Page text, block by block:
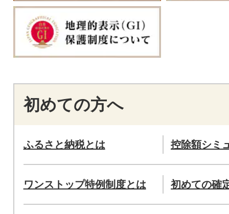
初めての方へ
ふるさと納税とは 控除額シミ
ワンストップ特例制度とは 初めての確